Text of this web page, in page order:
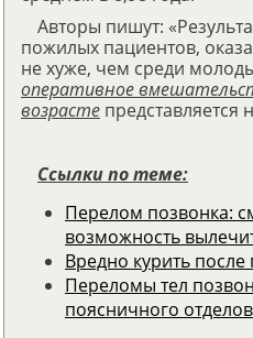
Авторы пишут:
пожилых пациентов,
не хуже, чем среди
оперативное
возрасте
Ссылки по теме:
Перелом позвонка:
возможность
Вредно курить
Переломы тел
поясничного